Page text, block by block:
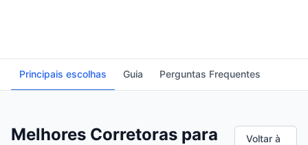
Principais escolhas Guia Perguntas Frequentes
Melhores Corretoras para
Voltar à